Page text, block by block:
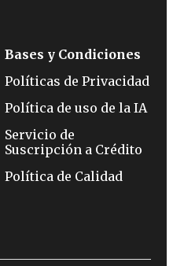
Bases y Condiciones
Políticas de Privacidad
Política de uso de la IA
Servicio de
Suscripción a Crédito
Política de Calidad